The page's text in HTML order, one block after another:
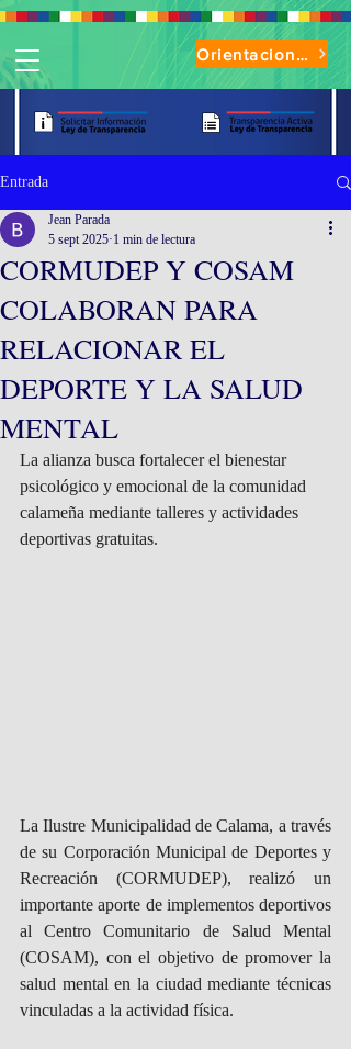
Orientaciones de Uso Parque Oasis
Entrada
CORMUDEP Y COSAM
COLABORAN PARA
RELACIONAR EL
DEPORTE Y LA SALUD
MENTAL
Jean Parada
5 sept 2025 1 min de lectura
La alianza busca fortalecer el bienestar
psicológico y emocional de la comunidad
calameña mediante talleres y actividades
deportivas gratuitas.
La Ilustre Municipalidad de Calama, a través
de su Corporación Municipal de Deportes y
Recreación (CORMUDEP), realizó un
importante aporte de implementos deportivos
al Centro Comunitario de Salud Mental
(COSAM), con el objetivo de promover la
salud mental en la ciudad mediante técnicas
vinculadas a la actividad física.